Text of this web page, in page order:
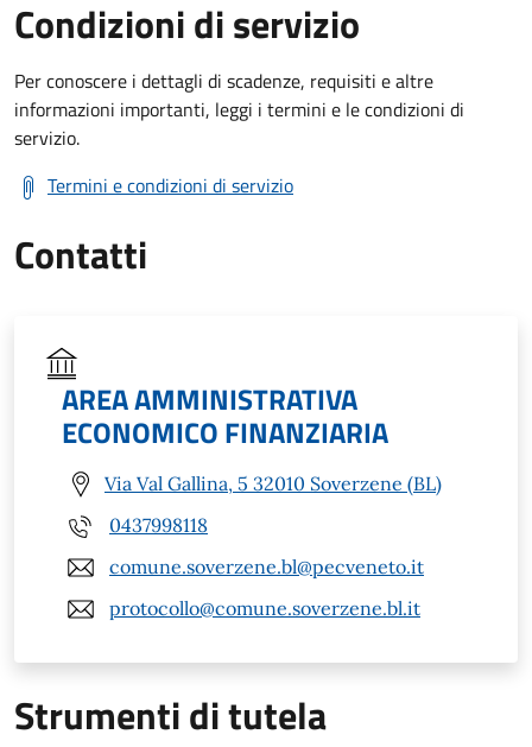
Condizioni di servizio
Per conoscere i dettagli di scadenze, requisiti e altre
informazioni importanti, leggi i termini e le condizioni di
servizio.
Termini e condizioni di servizio
Contatti
AREA AMMINISTRATIVA
ECONOMICO FINANZIARIA
Via Val Gallina, 5 32010 Soverzene (BL)
0437998118
comune.soverzene.bl@pecveneto.it
protocollo@comune.soverzene.bl.it
Strumenti di tutela